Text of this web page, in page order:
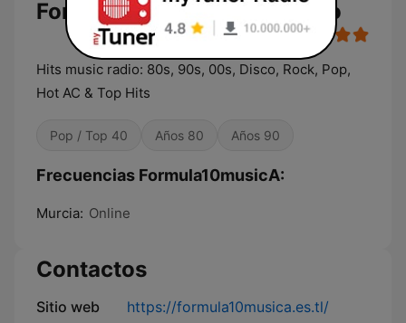
Formula10musicA en directo
Hits music radio: 80s, 90s, 00s, Disco, Rock, Pop,
Hot AC & Top Hits
Pop / Top 40 Años 80 Años 90
Frecuencias Formula10musicA:
Murcia: Online
Contactos
Sitio web https://formula10musica.es.tl/